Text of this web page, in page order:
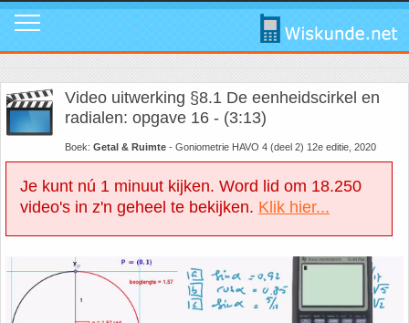
Video uitwerking §8.1 De eenheidscirkel en
radialen: opgave 16 - (3:13)
Boek: Getal & Ruimte - Goniometrie HAVO 4 (deel 2) 12e editie, 2020
Je kunt nú 1 minuut kijken. Word lid om 18.250
video's in z'n geheel te bekijken. Klik hier...
Mavo
Mavo4: Hoofdstuk 1: Statistiek en kans
Mavo4: Hoofdstuk 3: Afstanden en hoeken
Mavo4: Hoofdstuk 4: Grafieken en vergelijkingen
Mavo4: Hoofdstuk 5: Rekenen, meten en schatten
Mavo4: Hoofdstuk 6: Vlakke figuren
Calculators
Geogebra
WolframAlpha
1. ABC Formule
2. Cosinusregel
3. De Gulden Snede
4. De normale verdeling
5. Differentiëren - Afgeleide functie
6. Driehoek van Pascal
In de media
Instagram
Tik Tok
Facebook
Youtube
Mail ons
Promo video
Download poster
Review ons
Toppers
Instagram
Tik Tok
Facebook
LinkedIn